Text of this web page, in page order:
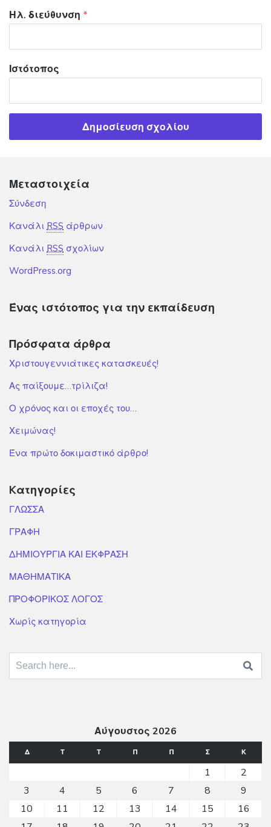
Ηλ. διεύθυνση *
Ιστότοπος
Μεταστοιχεία
Σύνδεση
Κανάλι RSS άρθρων
Κανάλι RSS σχολίων
WordPress.org
Ένας ιστότοπος για την εκπαίδευση
Πρόσφατα άρθρα
Χριστουγεννιάτικες κατασκευές!
Ας παίξουμε…τρίλιζα!
Ο χρόνος και οι εποχές του…
Χειμώνας!
Ένα πρώτο δοκιμαστικό άρθρο!
Kατηγορίες
ΓΛΩΣΣΑ
ΓΡΑΦΗ
ΔΗΜΙΟΥΡΓΙΑ ΚΑΙ ΕΚΦΡΑΣΗ
ΜΑΘΗΜΑΤΙΚΑ
ΠΡΟΦΟΡΙΚΟΣ ΛΟΓΟΣ
Χωρίς κατηγορία
Search for:
Αύγουστος 2026
Δ Τ Τ Π Π Σ Κ
1
2
3
4 5 6 7 8
9
10
11 12 13 14 15
16